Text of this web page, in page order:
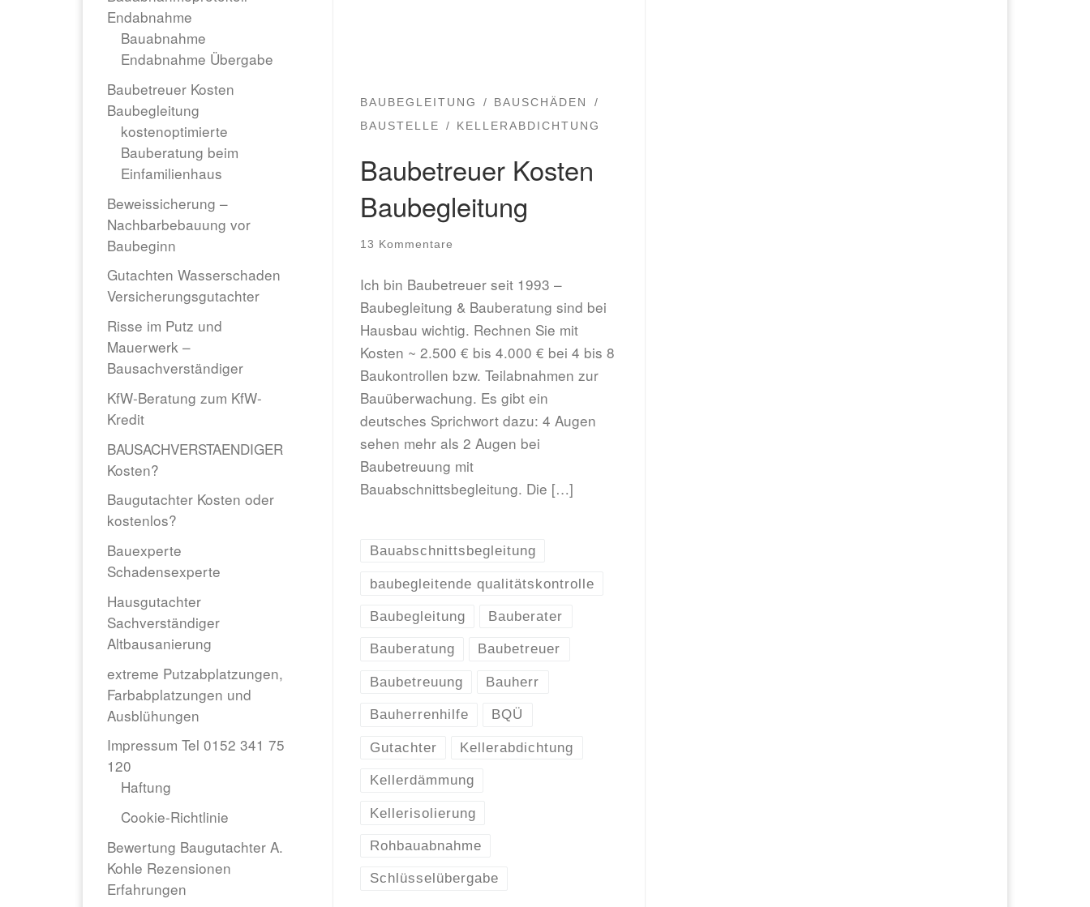
BAUBEGLEITUNG
BAUSCHÄDEN
BAUSTELLE
KELLERABDICHTUNG
Baubetreuer Kosten
Baubegleitung
13 Kommentare
Ich bin Baubetreuer seit 1993 –
Baubegleitung & Bauberatung sind bei
Hausbau wichtig. Rechnen Sie mit
Kosten ~ 2.500 € bis 4.000 € bei 4 bis 8
Baukontrollen bzw. Teilabnahmen zur
Bauüberwachung. Es gibt ein
deutsches Sprichwort dazu: 4 Augen
sehen mehr als 2 Augen bei
Baubetreuung mit
Bauabschnittsbegleitung. Die […]
Bauabschnittsbegleitung
baubegleitende qualitätskontrolle
Baubegleitung Bauberater
Bauberatung Baubetreuer
Baubetreuung Bauherr
Bauherrenhilfe BQÜ
Gutachter Kellerabdichtung
Kellerdämmung
Kellerisolierung
Rohbauabnahme
Schlüsselübergabe
Endabnahme
Bauabnahme
Endabnahme Übergabe
Baubetreuer Kosten
Baubegleitung
kostenoptimierte
Bauberatung beim
Einfamilienhaus
Beweissicherung –
Nachbarbebauung vor
Baubeginn
Gutachten Wasserschaden
Versicherungsgutachter
Risse im Putz und
Mauerwerk –
Bausachverständiger
KfW-Beratung zum KfW-
Kredit
BAUSACHVERSTAENDIGER
Kosten?
Baugutachter Kosten oder
kostenlos?
Bauexperte
Schadensexperte
Hausgutachter
Sachverständiger
Altbausanierung
extreme Putzabplatzungen,
Farbabplatzungen und
Ausblühungen
Impressum Tel 0152 341 75
120
Haftung
Cookie-Richtlinie
Bewertung Baugutachter A.
Kohle Rezensionen
Erfahrungen